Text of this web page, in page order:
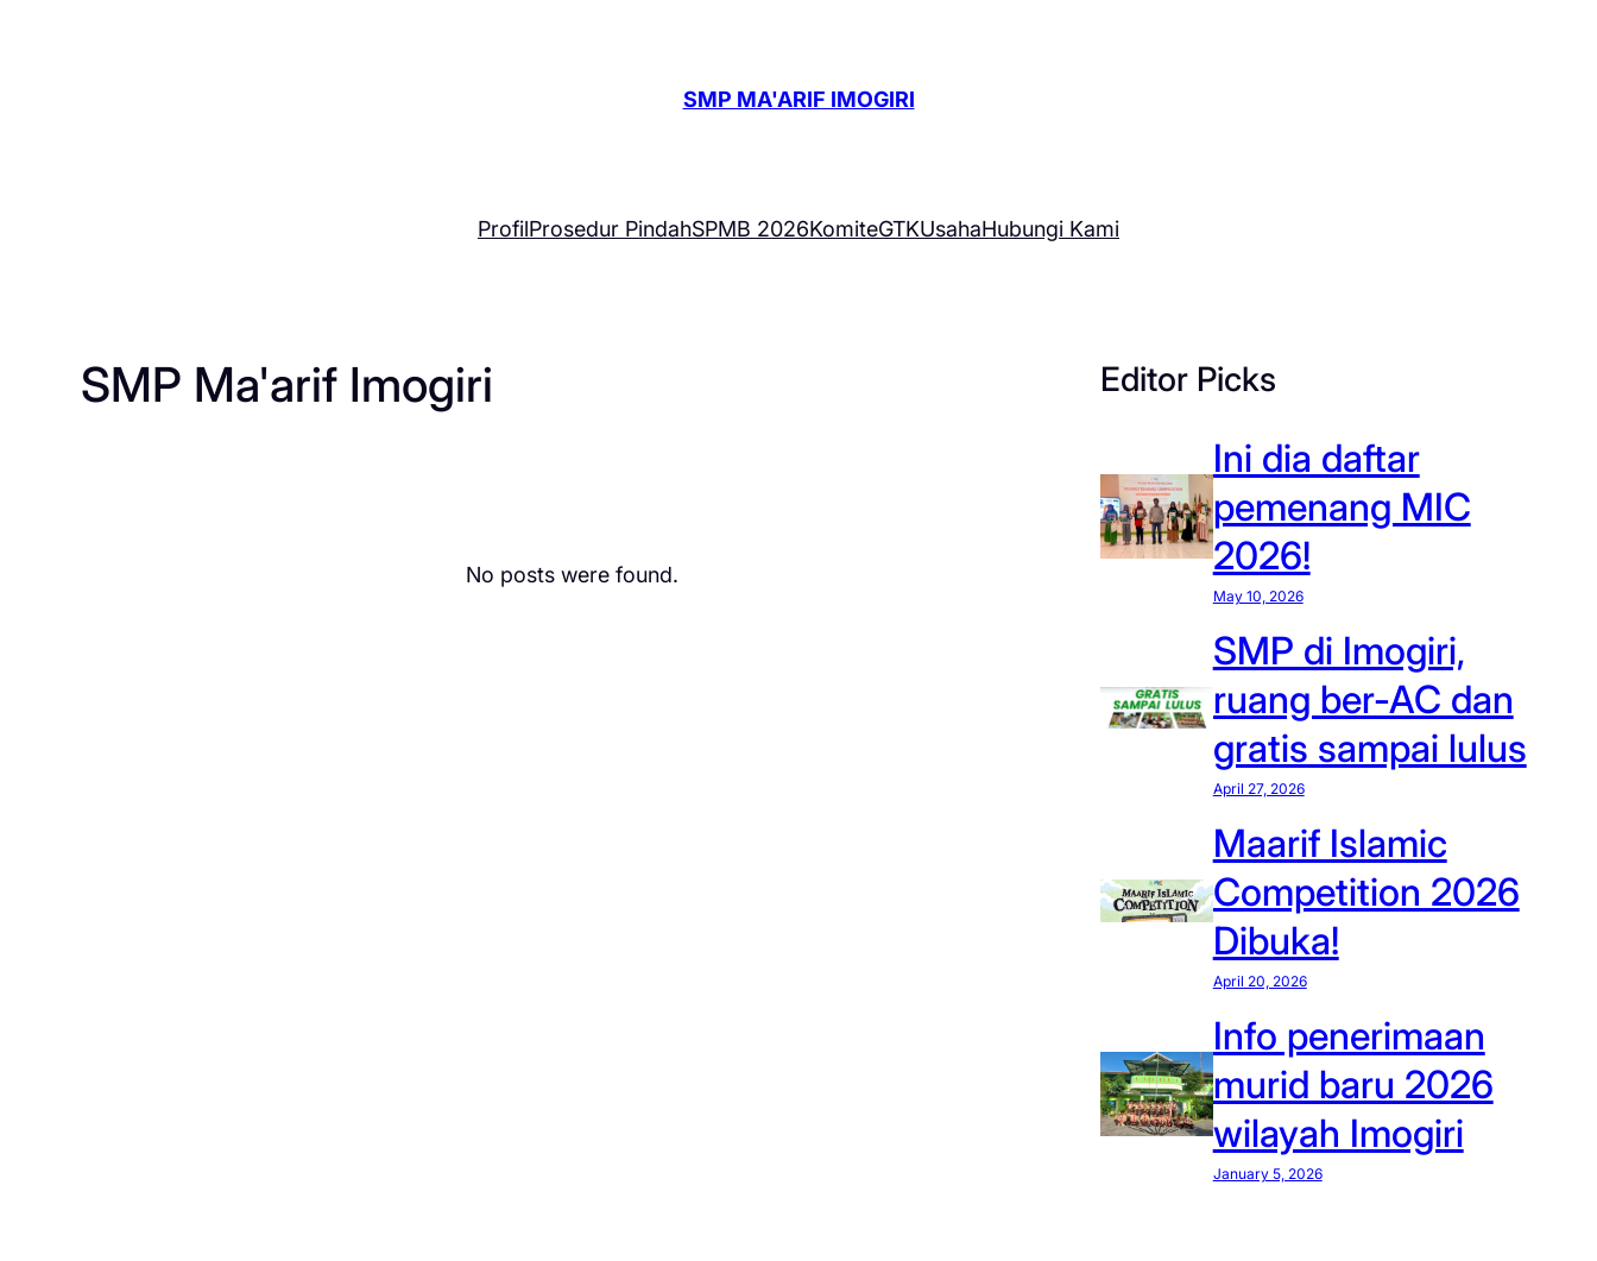
SMP MA'ARIF IMOGIRI
ProfilProsedur PindahSPMB 2026KomiteGTKUsahaHubungi Kami
SMP Ma'arif Imogiri
No posts were found.
Editor Picks
Ini dia daftar
pemenang MIC
2026!
May 10, 2026
SMP di Imogiri,
ruang ber-AC dan
gratis sampai lulus
April 27, 2026
Maarif Islamic
Competition 2026
Dibuka!
April 20, 2026
Info penerimaan
murid baru 2026
wilayah Imogiri
January 5, 2026